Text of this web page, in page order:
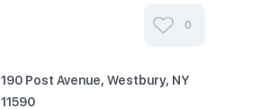
0
190 Post Avenue, Westbury, NY
11590